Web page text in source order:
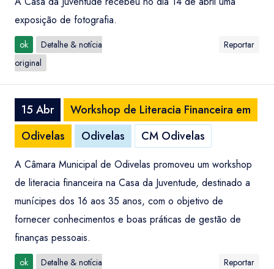
exposição de fotografia.
ok
Detalhe & notícia
original
Reportar
15 Abr
Workshop de Literacia Financeira em
Odivelas
Odivelas CM Odivelas
A Câmara Municipal de Odivelas promoveu um workshop
de literacia financeira na Casa da Juventude, destinado a
munícipes dos 16 aos 35 anos, com o objetivo de
fornecer conhecimentos e boas práticas de gestão de
finanças pessoais.
ok
Detalhe & notícia
Reportar